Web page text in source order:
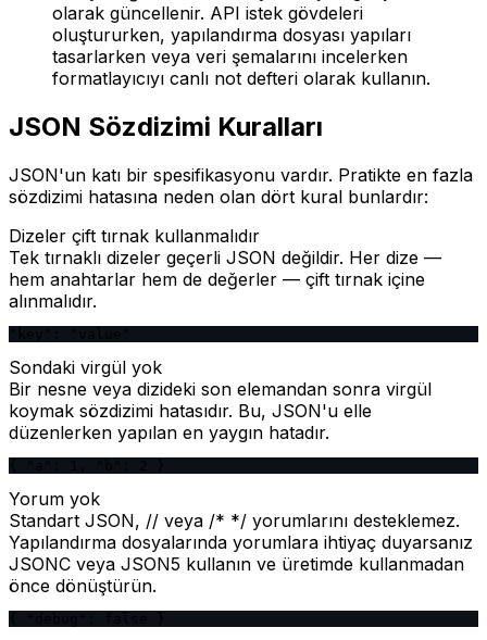
olarak güncellenir. API istek gövdeleri
oluştururken, yapılandırma dosyası yapıları
tasarlarken veya veri şemalarını incelerken
formatlayıcıyı canlı not defteri olarak kullanın.
JSON Sözdizimi Kuralları
JSON'un katı bir spesifikasyonu vardır. Pratikte en fazla
sözdizimi hatasına neden olan dört kural bunlardır:
Dizeler çift tırnak kullanmalıdır
Tek tırnaklı dizeler geçerli JSON değildir. Her dize —
hem anahtarlar hem de değerler — çift tırnak içine
alınmalıdır.
Sondaki virgül yok
Bir nesne veya dizideki son elemandan sonra virgül
koymak sözdizimi hatasıdır. Bu, JSON'u elle
düzenlerken yapılan en yaygın hatadır.
Yorum yok
Standart JSON, // veya /* */ yorumlarını desteklemez.
Yapılandırma dosyalarında yorumlara ihtiyaç duyarsanız
JSONC veya JSON5 kullanın ve üretimde kullanmadan
önce dönüştürün.